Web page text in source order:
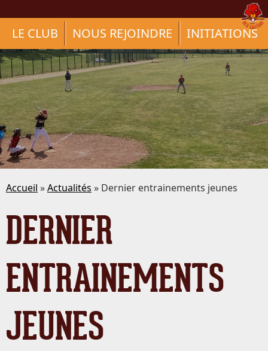
LE CLUB NOUS REJOINDRE INITIATIONS
Accueil »Actualités » Dernier entrainements jeunes
DERNIER
ENTRAINEMENTS
JEUNES